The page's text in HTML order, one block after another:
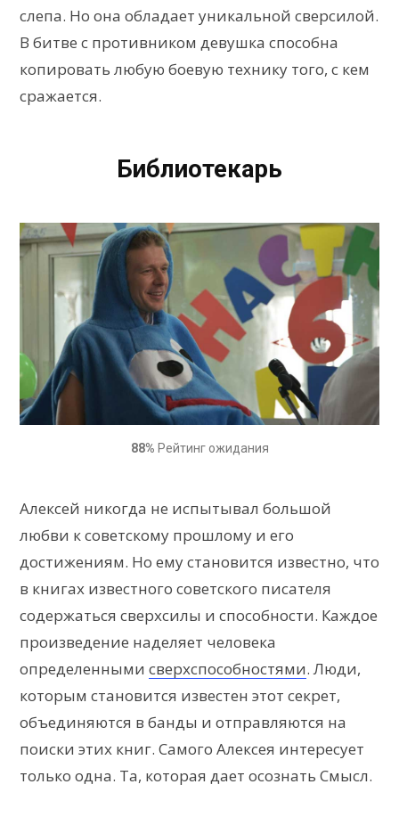
слепа. Но она обладает уникальной сверсилой.
В битве с противником девушка способна
копировать любую боевую технику того, с кем
сражается.
Библиотекарь
88% Рейтинг ожидания
Алексей никогда не испытывал большой
любви к советскому прошлому и его
достижениям. Но ему становится известно, что
в книгах известного советского писателя
содержаться сверхсилы и способности. Каждое
произведение наделяет человека
определенными сверхспособностями. Люди,
которым становится известен этот секрет,
объединяются в банды и отправляются на
поиски этих книг. Самого Алексея интересует
только одна. Та, которая дает осознать Смысл.